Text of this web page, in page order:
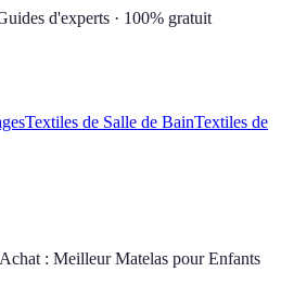
d'experts · 100% gratuit
Textiles de Salle de BainTextiles de
: Meilleur Matelas pour Enfants